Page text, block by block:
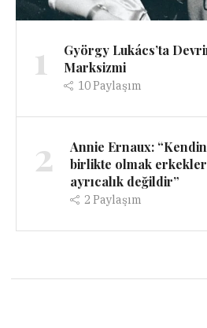
1
György Lukács’ta
Marksizmi
10Paylaşım
2
Annie Ernaux:
birlikte olmak
ayrıcalık değildir”
2 Paylaşım